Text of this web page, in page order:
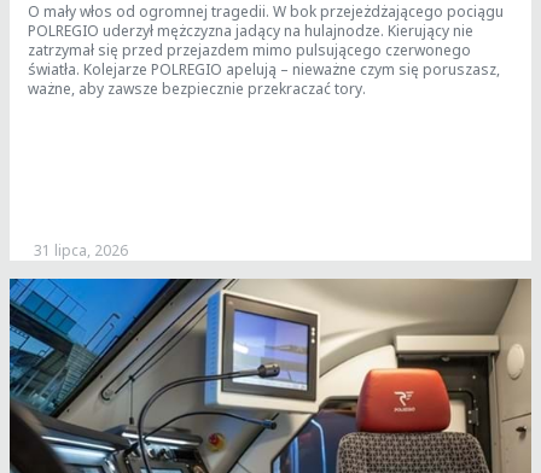
O mały włos od ogromnej tragedii. W bok przejeżdżającego pociągu
POLREGIO uderzył mężczyzna jadący na hulajnodze. Kierujący nie
zatrzymał się przed przejazdem mimo pulsującego czerwonego
światła. Kolejarze POLREGIO apelują – nieważne czym się poruszasz,
ważne, aby zawsze bezpiecznie przekraczać tory.
31 lipca, 2026